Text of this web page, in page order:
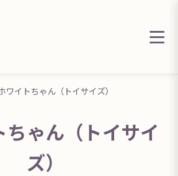
ワイトちゃん（トイサイズ）
ちゃん（トイサイ
ズ）